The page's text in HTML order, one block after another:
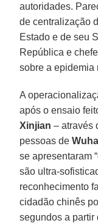
autoridades.
de centralização
Estado e de seu
República e
sobre a epidemia
A
após o ensaio
Xinjian – através
pessoas de
se apresentaram
são ultra-
reconhecimento
cidadão chinês
segundos a partir